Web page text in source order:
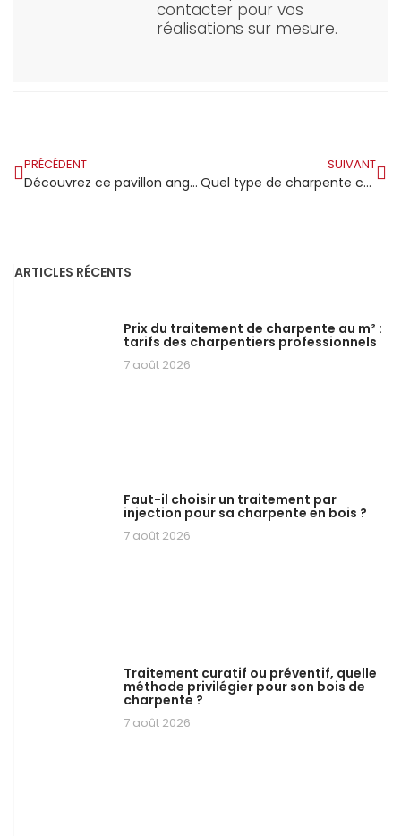
contacter pour vos
réalisations sur mesure.
PRÉCÉDENT
Découvrez ce pavillon angevin métamorphosé par le bois, parmi 38 autres sites remarquables
SUIVANT
Quel type de charpente choisir pour l’aménagement de combles ?
ARTICLES RÉCENTS
Prix du traitement de charpente au m² :
tarifs des charpentiers professionnels
7 août 2026
Faut-il choisir un traitement par
injection pour sa charpente en bois ?
7 août 2026
Traitement curatif ou préventif, quelle
méthode privilégier pour son bois de
charpente ?
7 août 2026